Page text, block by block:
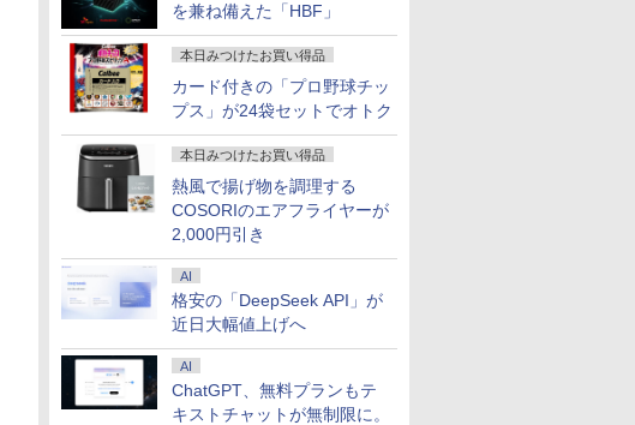
を兼ね備えた「HBF」
本日みつけたお買い得品
カード付きの「プロ野球チッ
プス」が24袋セットでオトク
本日みつけたお買い得品
熱風で揚げ物を調理する
COSORIのエアフライヤーが
2,000円引き
AI
格安の「DeepSeek API」が
近日大幅値上げへ
AI
ChatGPT、無料プランもテ
キストチャットが無制限に。